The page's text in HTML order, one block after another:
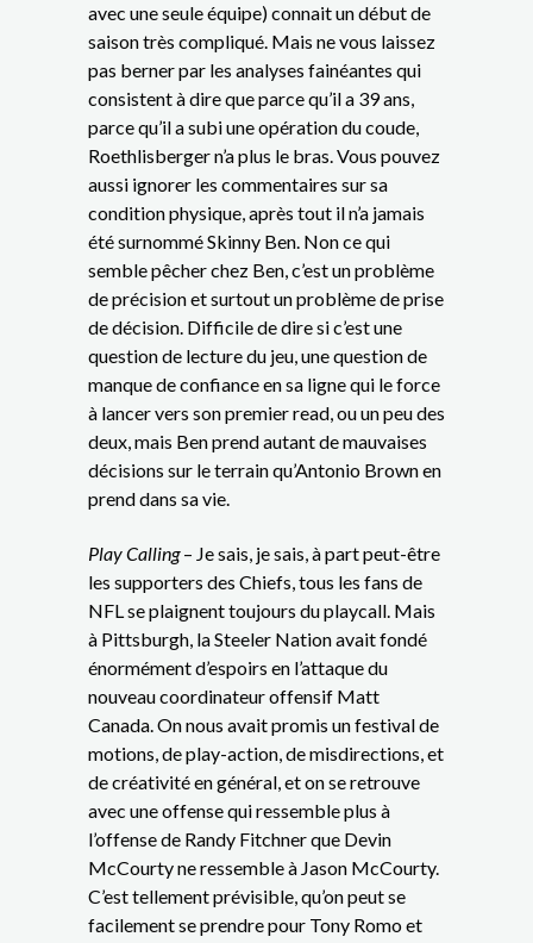
avec une seule équipe) connait un début de
saison très compliqué. Mais ne vous laissez
pas berner par les analyses fainéantes qui
consistent à dire que parce qu’il a 39 ans,
parce qu’il a subi une opération du coude,
Roethlisberger n’a plus le bras. Vous pouvez
aussi ignorer les commentaires sur sa
condition physique, après tout il n’a jamais
été surnommé Skinny Ben. Non ce qui
semble pêcher chez Ben, c’est un problème
de précision et surtout un problème de prise
de décision. Difficile de dire si c’est une
question de lecture du jeu, une question de
manque de confiance en sa ligne qui le force
à lancer vers son premier read, ou un peu des
deux, mais Ben prend autant de mauvaises
décisions sur le terrain qu’Antonio Brown en
prend dans sa vie.
Play Calling– Je sais, je sais, à part peut-être
les supporters des Chiefs, tous les fans de
NFL se plaignent toujours du playcall. Mais
à Pittsburgh, la Steeler Nation avait fondé
énormément d’espoirs en l’attaque du
nouveau coordinateur offensif Matt
Canada. On nous avait promis un festival de
motions, de play-action, de misdirections, et
de créativité en général, et on se retrouve
avec une offense qui ressemble plus à
l’offense de Randy Fitchner que Devin
McCourty ne ressemble à Jason McCourty.
C’est tellement prévisible, qu’on peut se
facilement se prendre pour Tony Romo et